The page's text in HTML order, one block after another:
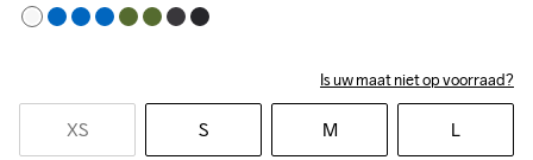
Is uw maat niet op voorraad?
XS S M L